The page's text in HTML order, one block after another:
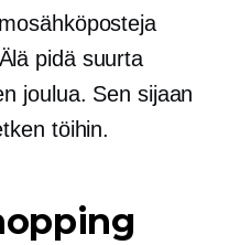
Älä pidä suurta
joulua. Sen sijaan
töihin.